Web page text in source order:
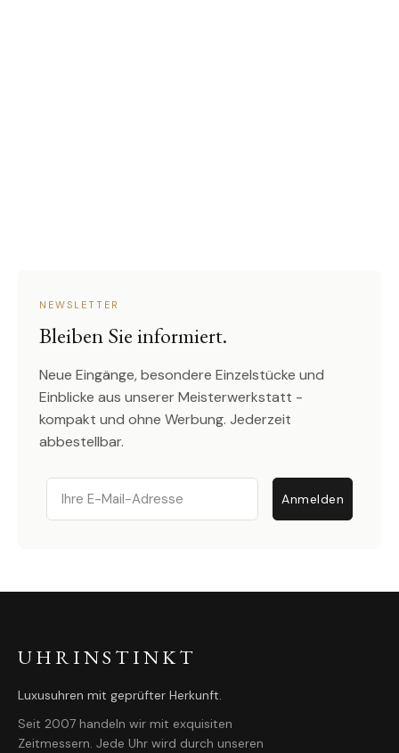
NEWSLETTER
Bleiben Sie informiert.
Neue Eingänge, besondere Einzelstücke und
Einblicke aus unserer Meisterwerkstatt -
kompakt und ohne Werbung. Jederzeit
abbestellbar.
Email
Anmelden
UHRINSTINKT
Luxusuhren mit geprüfter Herkunft.
Seit 2007 handeln wir mit exquisiten
Zeitmessern. Jede Uhr wird durch unseren